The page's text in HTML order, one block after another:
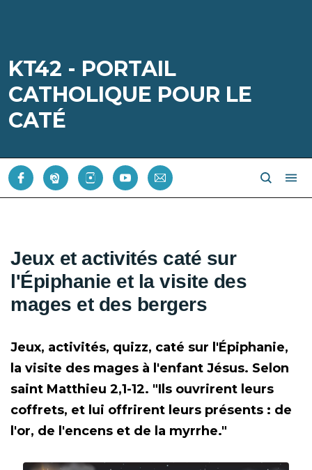
KT42 - PORTAIL
CATHOLIQUE POUR LE
CATÉ
Jeux et activités caté sur
l'Épiphanie et la visite des
mages et des bergers
Jeux, activités, quizz, caté sur l'Épiphanie,
la visite des mages à l'enfant Jésus. Selon
saint Matthieu 2,1-12. "Ils ouvrirent leurs
coffrets, et lui offrirent leurs présents : de
l'or, de l'encens et de la myrrhe."